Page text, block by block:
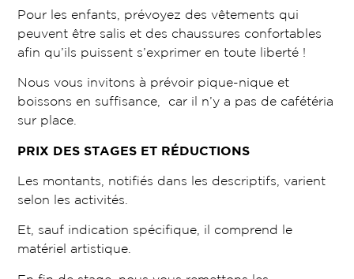
Pour les enfants, prévoyez des vêtements qui
peuvent être salis et des chaussures confortables
afin qu’ils puissent s’exprimer en toute liberté !
Nous vous invitons à prévoir pique-nique et
boissons en suffisance, car il n’y a pas de cafétéria
sur place.
PRIX DES STAGES ET RÉDUCTIONS
Les montants, notifiés dans les descriptifs, varient
selon les activités.
Et, sauf indication spécifique, il comprend le
matériel artistique.